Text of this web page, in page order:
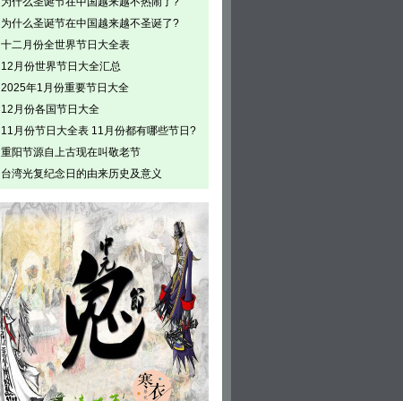
为什么圣诞节在中国越来越不圣诞了?
十二月份全世界节日大全表
12月份世界节日大全汇总
2025年1月份重要节日大全
12月份各国节日大全
11月份节日大全表 11月份都有哪些节日?
重阳节源自上古现在叫敬老节
台湾光复纪念日的由来历史及意义